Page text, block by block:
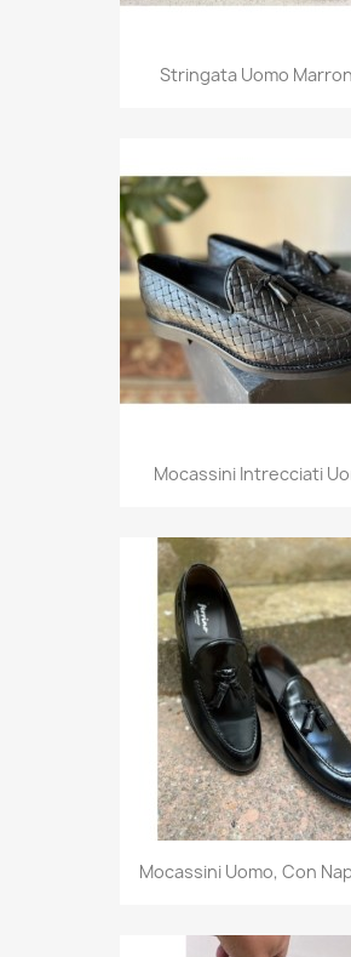
Stringata Uomo
Mocassini Intrecciati
Mocassini Uomo, Con